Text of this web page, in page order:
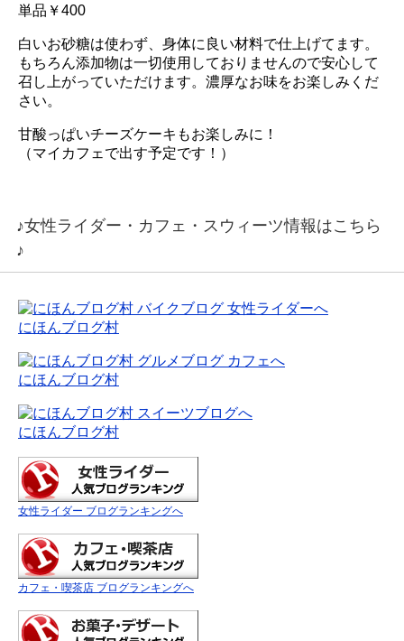
単品￥400
白いお砂糖は使わず、身体に良い材料で仕上げてます。
もちろん添加物は一切使用しておりませんので安心して
召し上がっていただけます。濃厚なお味をお楽しみくだ
さい。
甘酸っぱいチーズケーキもお楽しみに！
（マイカフェで出す予定です！）
♪女性ライダー・カフェ・スウィーツ情報はこちら
♪
にほんブログ村
にほんブログ村
にほんブログ村
女性ライダー ブログランキングへ
カフェ・喫茶店 ブログランキングへ